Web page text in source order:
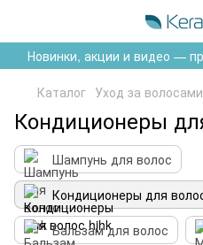
Новинки, акции и видео —
Каталог Уход за волосами
Кондиционеры
Шампунь для волос
Кондиционеры для
Бальзам для волос